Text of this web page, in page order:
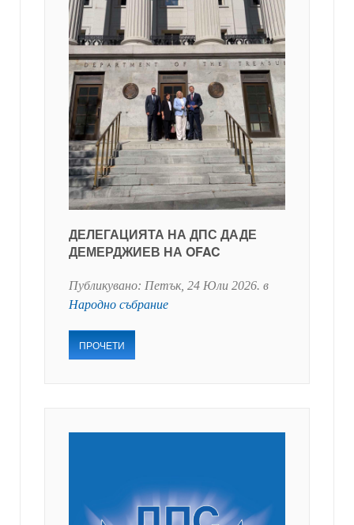
ДЕЛЕГАЦИЯТА НА ДПС ДАДЕ
ДЕМЕРДЖИЕВ НА OFAC
Публикувано: Петък, 24 Юли 2026. в
Народно събрание
ПРОЧЕТИ